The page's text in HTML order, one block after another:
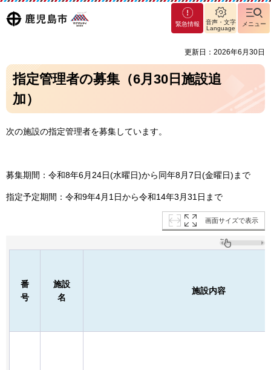
鹿児島
マグ
マシ
緊急情報
音声・文字
Language
メニュー
更新日：2026年6月30日
指定管理者の募集（6月30日施設追
加）
次の施設の指定管理者を募集しています。
募集期間：令和8年6月24日(水曜日)から同年8月7日(金曜日)まで
指定予定期間：令和9年4月1日から令和14年3月31日まで
画面サイズで表示
番
号
施設
名
施設内容